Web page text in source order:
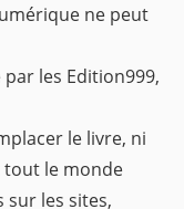
ne peut
les Edition999,
le livre, ni
le monde
sur les sites,